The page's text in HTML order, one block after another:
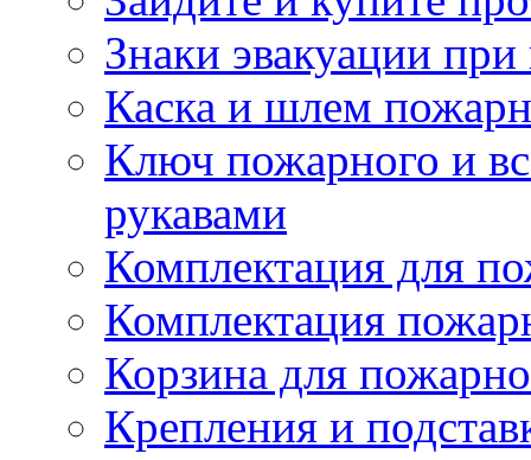
Знаки эвакуации
Каска и шлем
Ключ пожарного и
рукавами
Комплектация для
Комплектация
Корзина для
Крепления и